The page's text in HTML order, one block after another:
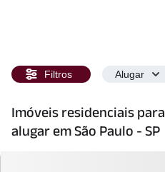
Filtros Alugar
Imóveis residenciais para
alugar em São Paulo - SP